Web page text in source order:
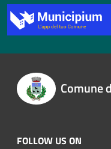
Comune
FOLLOW US ON